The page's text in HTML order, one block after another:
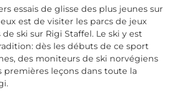
essais de glisse des plus jeunes sur
est de visiter les parcs de jeux
ski sur Rigi Staffel. Le ski y est
dès les débuts de ce sport
des moniteurs de ski norvégiens
premières leçons dans toute la